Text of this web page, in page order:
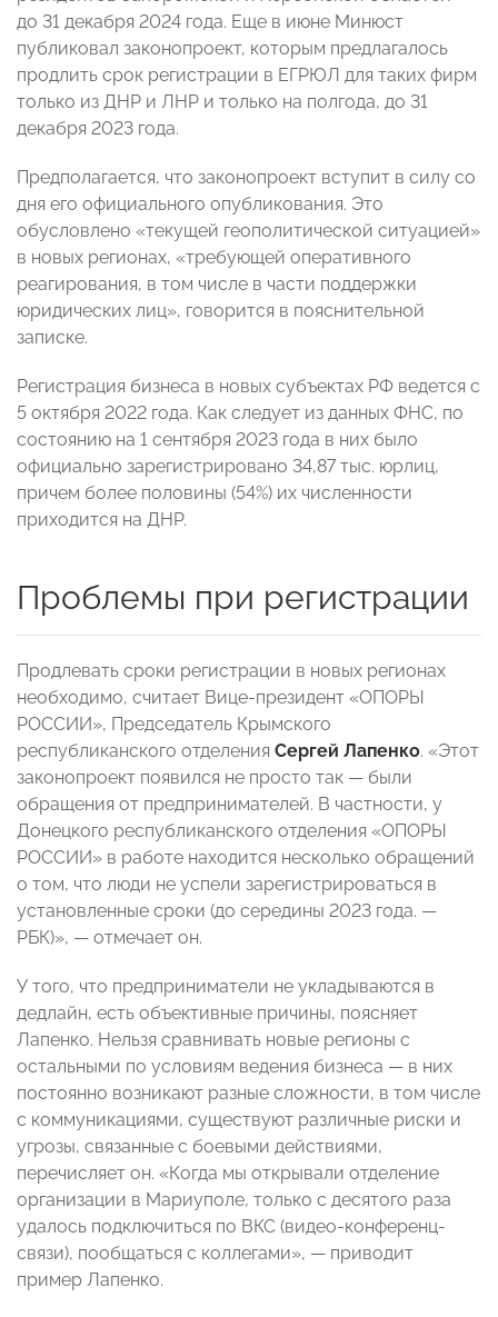
до 31 декабря 2024 года. Еще в июне Минюст
публиковал законопроект, которым предлагалось
продлить срок регистрации в ЕГРЮЛ для таких фирм
только из ДНР и ЛНР и только на полгода, до 31
декабря 2023 года.
Предполагается, что законопроект вступит в силу со
дня его официального опубликования. Это
обусловлено «текущей геополитической ситуацией»
в новых регионах, «требующей оперативного
реагирования, в том числе в части поддержки
юридических лиц», говорится в пояснительной
записке.
Регистрация бизнеса в новых субъектах РФ ведется с
5 октября 2022 года. Как следует из данных ФНС, по
состоянию на 1 сентября 2023 года в них было
официально зарегистрировано 34,87 тыс. юрлиц,
причем более половины (54%) их численности
приходится на ДНР.
Проблемы при регистрации
Продлевать сроки регистрации в новых регионах
необходимо, считает Вице-президент «ОПОРЫ
РОССИИ», Председатель Крымского
республиканского отделения Сергей Лапенко. «Этот
законопроект появился не просто так — были
обращения от предпринимателей. В частности, у
Донецкого республиканского отделения «ОПОРЫ
РОССИИ» в работе находится несколько обращений
о том, что люди не успели зарегистрироваться в
установленные сроки (до середины 2023 года. —
РБК)», — отмечает он.
У того, что предприниматели не укладываются в
дедлайн, есть объективные причины, поясняет
Лапенко. Нельзя сравнивать новые регионы с
остальными по условиям ведения бизнеса — в них
постоянно возникают разные сложности, в том числе
с коммуникациями, существуют различные риски и
угрозы, связанные с боевыми действиями,
перечисляет он. «Когда мы открывали отделение
организации в Мариуполе, только с десятого раза
удалось подключиться по ВКС (видео-конференц-
связи), пообщаться с коллегами», — приводит
пример Лапенко.